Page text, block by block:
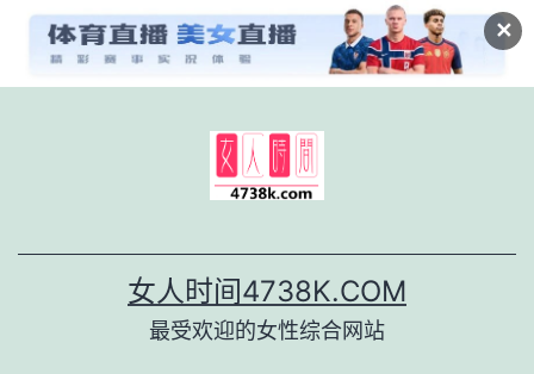
✕
女人时间4738K.COM
最受欢迎的女性综合网站